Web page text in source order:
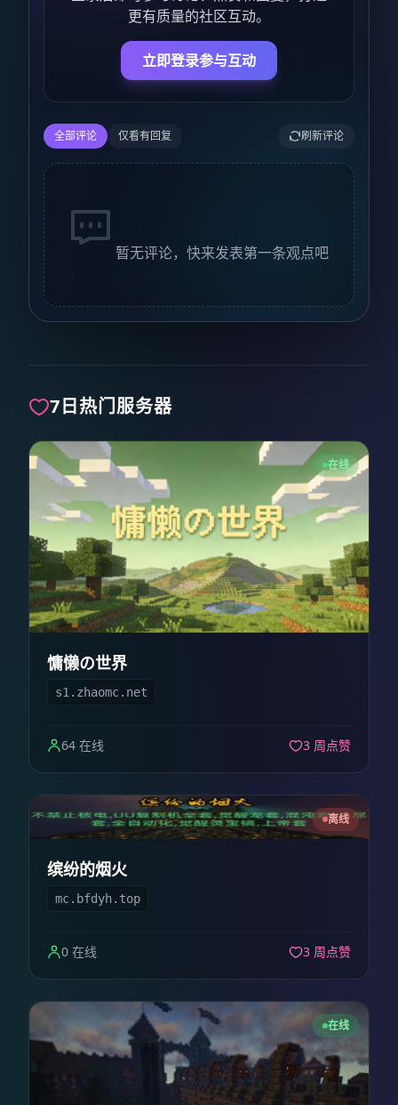
更有质量的社区互动。
立即登录参与互动
全部评论 仅看有回复 刷新评论
暂无评论，快来发表第一条观点吧
7日热门服务器
在线
慵懒の世界
s1.zhaomc.net
64 在线 3 周点赞
离线
缤纷的烟火
mc.bfdyh.top
0 在线 3 周点赞
在线